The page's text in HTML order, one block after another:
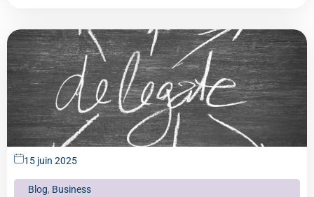
15 juin 2025
Blog, Business